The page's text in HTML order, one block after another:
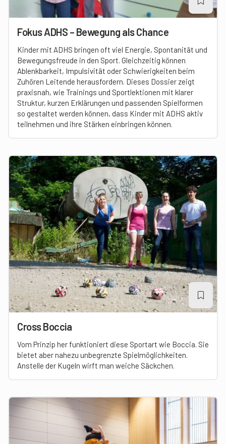
Fokus ADHS – Bewegung als Chance
Kinder mit ADHS bringen oft viel Energie, Spontanität und
Bewegungsfreude in den Sport. Gleichzeitig können
Ablenkbarkeit, Impulsivität oder Schwierigkeiten beim
Zuhören Leitende herausfordern. Dieses Dossier zeigt
praxisnah, wie Trainings und Sportlektionen mit klarer
Struktur, kurzen Erklärungen und passenden Spielformen
so gestaltet werden können, dass Kinder mit ADHS aktiv
teilnehmen und ihre Stärken einbringen können.
Cross Boccia
Vom Prinzip her funktioniert diese Sportart wie Boccia. Sie
bietet aber nahezu unbegrenzte Spielmöglichkeiten.
Anstelle der Kugeln wirft man weiche Säckchen.